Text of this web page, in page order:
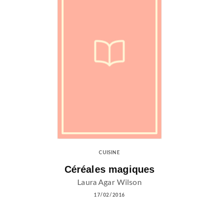
CUISINE
Céréales magiques
Laura Agar Wilson
17/02/2016